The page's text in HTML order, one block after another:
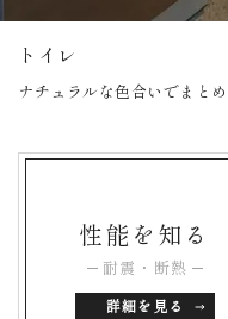
トイレ
ナチュラルな色合いでまと
性能を知る
耐震・断熱
詳細を見る